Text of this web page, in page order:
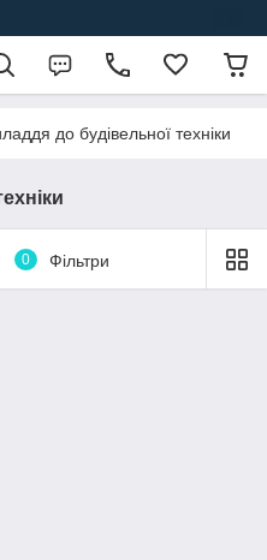
до будівельної техніки
0 Фільтри